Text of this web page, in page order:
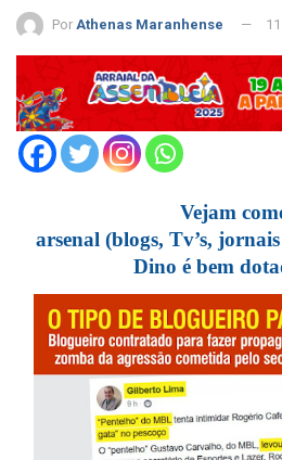
Por Athenas Maranhense
Vejam
arsenal (blogs, Tv’s,
Dino é bem